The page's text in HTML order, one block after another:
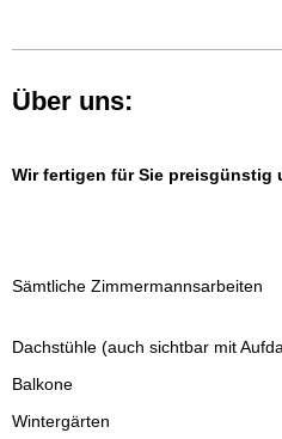
Über uns:
Wir fertigen für Sie preisgünstig
Sämtliche Zimmermannsarbeiten
Dachstühle (auch sichtbar mit
Balkone
Wintergärten